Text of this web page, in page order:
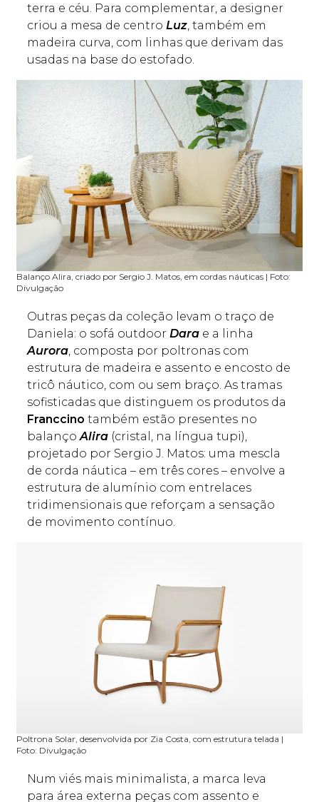
terra e céu. Para complementar, a designer
criou a mesa de centroLuz, também em
madeira curva, com linhas que derivam das
usadas na base do estofado.
Balanço Alira, criado por Sergio J. Matos, em cordas náuticas | Foto:
Divulgação
Outras peças da coleção levam o traço de
Daniela: o sofá outdoor Dara e a linha
Aurora , composta por poltronas com
estrutura de madeira e assento e encosto de
tricô náutico, com ou sem braço. As tramas
sofisticadas que distinguem os produtos da
Franccino também estão presentes no
balançoAlira (cristal, na língua tupi),
projetado por Sergio J. Matos: uma mescla
de corda náutica – em três cores – envolve a
estrutura de alumínio com entrelaces
tridimensionais que reforçam a sensação
de movimento contínuo.
Poltrona Solar, desenvolvida por Zia Costa, com estrutura telada |
Foto: Divulgação
Num viés mais minimalista, a marca leva
para área externa peças com assento e